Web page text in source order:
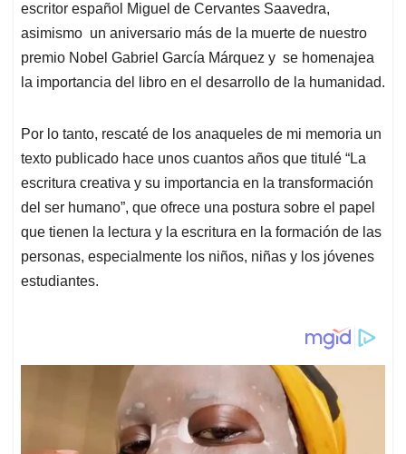
escritor español Miguel de Cervantes Saavedra,
asimismo un aniversario más de la muerte de nuestro
premio Nobel Gabriel García Márquez y se homenajea
la importancia del libro en el desarrollo de la humanidad.
Por lo tanto, rescaté de los anaqueles de mi memoria un
texto publicado hace unos cuantos años que titulé “La
escritura creativa y su importancia en la transformación
del ser humano”, que ofrece una postura sobre el papel
que tienen la lectura y la escritura en la formación de las
personas, especialmente los niños, niñas y los jóvenes
estudiantes.